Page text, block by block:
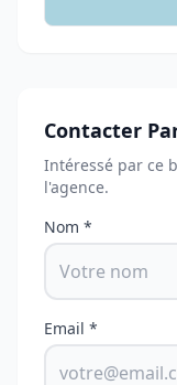
Contacter
Intéressé par ce
l'agence.
Nom *
Email *